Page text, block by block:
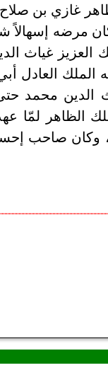
غازي بن
مرضه إسهالاً
العزيز غياث
الملك العادل
الدين محمد
الملك الظاهر
وكان صاحب